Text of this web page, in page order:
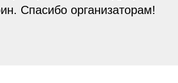
Спасибо организаторам!